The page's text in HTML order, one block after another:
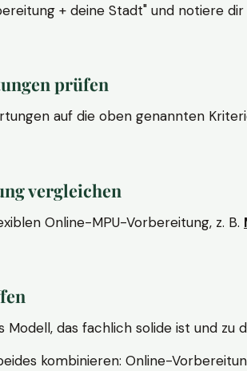
+ deine Stadt" und notiere
prüfen
auf die oben genannten
vergleichen
Online-MPU-Vorbereitung, z. B.
Modell, das fachlich solide ist und
kombinieren: Online-